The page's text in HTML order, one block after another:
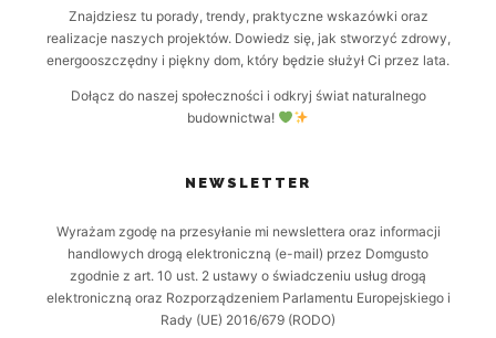
Znajdziesz tu porady, trendy, praktyczne wskazówki oraz
realizacje naszych projektów. Dowiedz się, jak stworzyć zdrowy,
energooszczędny i piękny dom, który będzie służył Ci przez lata.
Dołącz do naszej społeczności i odkryj świat naturalnego
budownictwa!
NEWSLETTER
Wyrażam zgodę na przesyłanie mi newslettera oraz informacji
handlowych drogą elektroniczną (e-mail) przez Domgusto
zgodnie z art. 10 ust. 2 ustawy o świadczeniu usług drogą
elektroniczną oraz Rozporządzeniem Parlamentu Europejskiego i
Rady (UE) 2016/679 (RODO)